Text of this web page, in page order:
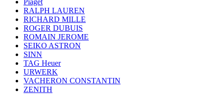
Piaget
RALPH LAUREN
RICHARD MILLE
ROGER DUBUIS
ROMAIN JEROME
SEIKO ASTRON
SINN
TAG Heuer
URWERK
VACHERON CONSTANTIN
ZENITH